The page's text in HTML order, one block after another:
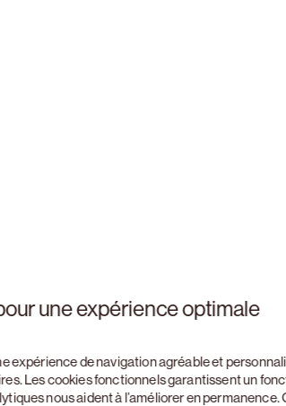
une expérience optimale
expérience de navigation agréable et
Les cookies fonctionnels garantissent un
nous aident à l’améliorer en